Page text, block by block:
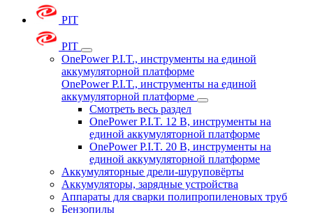
PIT
PIT
OnePower P.I.T., инструменты на единой
аккумуляторной платформе
OnePower P.I.T., инструменты на единой
аккумуляторной платформе
Смотреть весь раздел
OnePower P.I.T. 12 В, инструменты на
единой аккумуляторной платформе
OnePower P.I.T. 20 В, инструменты на
единой аккумуляторной платформе
Аккумуляторные дрели-шуруповёрты
Аккумуляторы, зарядные устройства
Аппараты для сварки полипропиленовых труб
Бензопилы